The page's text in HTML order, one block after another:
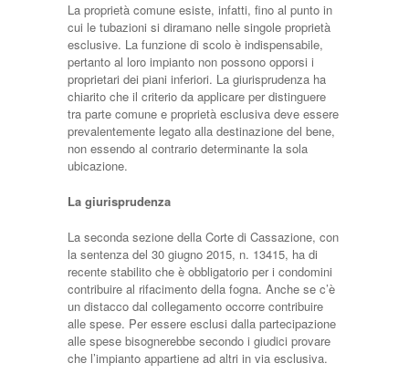
La proprietà comune esiste, infatti, fino al punto in
cui le tubazioni si diramano nelle singole proprietà
esclusive. La funzione di scolo è indispensabile,
pertanto al loro impianto non possono opporsi i
proprietari dei piani inferiori. La giurisprudenza ha
chiarito che il criterio da applicare per distinguere
tra parte comune e proprietà esclusiva deve essere
prevalentemente legato alla destinazione del bene,
non essendo al contrario determinante la sola
ubicazione.
La giurisprudenza
La seconda sezione della Corte di Cassazione, con
la sentenza del 30 giugno 2015, n. 13415, ha di
recente stabilito che è obbligatorio per i condomini
contribuire al rifacimento della fogna. Anche se c’è
un distacco dal collegamento occorre contribuire
alle spese. Per essere esclusi dalla partecipazione
alle spese bisognerebbe secondo i giudici provare
che l’impianto appartiene ad altri in via esclusiva.